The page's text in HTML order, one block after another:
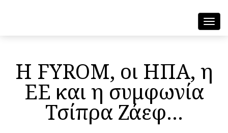
Η FYROM, οι ΗΠΑ, η
ΕΕ και η συμφωνία
Τσίπρα Ζάεφ…